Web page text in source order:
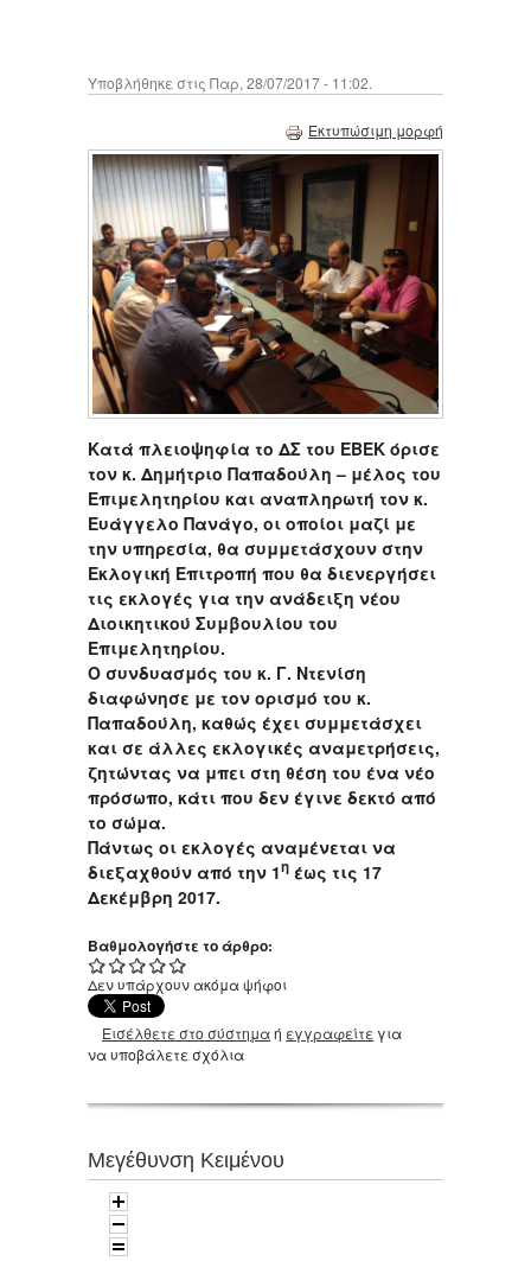
Υποβλήθηκε στις Παρ, 28/07/2017 - 11:02.
Εκτυπώσιμη μορφή
Κατά πλειοψηφία το ΔΣ του ΕΒΕΚ όρισε
τον κ. Δημήτριο Παπαδούλη – μέλος του
Επιμελητηρίου και αναπληρωτή τον κ.
Ευάγγελο Πανάγο, οι οποίοι μαζί με
την υπηρεσία, θα συμμετάσχουν στην
Εκλογική Επιτροπή που θα διενεργήσει
τις εκλογές για την ανάδειξη νέου
Διοικητικού Συμβουλίου του
Επιμελητηρίου.
Ο συνδυασμός του κ. Γ. Ντενίση
διαφώνησε με τον ορισμό του κ.
Παπαδούλη, καθώς έχει συμμετάσχει
και σε άλλες εκλογικές αναμετρήσεις,
ζητώντας να μπει στη θέση του ένα νέο
πρόσωπο, κάτι που δεν έγινε δεκτό από
το σώμα.
Πάντως οι εκλογές αναμένεται να
διεξαχθούν από την 1η έως τις 17
Δεκέμβρη 2017.
Βαθμολογήστε το άρθρο:
Δεν υπάρχουν ακόμα ψήφοι
Εισέλθετε στο σύστημαή εγγραφείτε για
να υποβάλετε σχόλια
Μεγέθυνση Κειμένου